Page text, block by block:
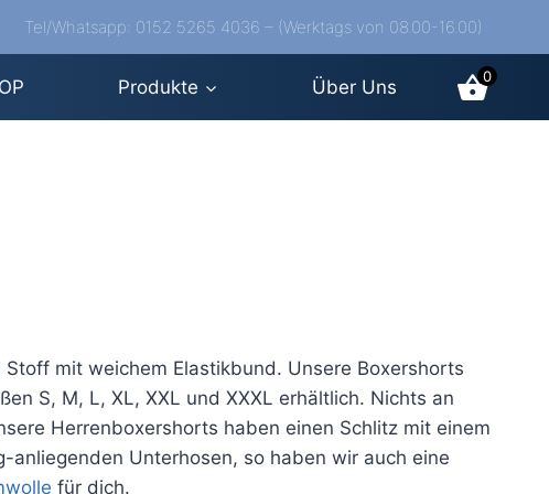
Tel/Whatsapp: 0152 5265 4036 – (Werktags von 08.00-16.00)
Produkte Über Uns 0
mit weichem Elastikbund. Unsere Boxershorts
S, M, L, XL, XXL und XXXL erhältlich. Nichts an
Herrenboxershorts haben einen Schlitz mit einem
anliegenden Unterhosen, so haben wir auch eine
für dich.